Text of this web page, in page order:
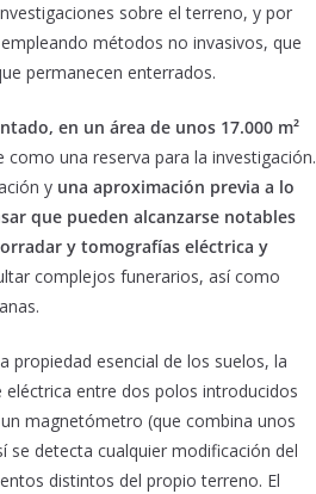
sobre el terreno, y por
métodos no invasivos, que
permanecen enterrados.
en un área de unos 17.000 m²
una reserva para la investigación.
y una aproximación previa a lo
que pueden alcanzarse notables
y tomografías eléctrica y
complejos funerarios, así como
propiedad esencial de los suelos, la
entre dos polos introducidos
magnetómetro (que combina unos
se detecta cualquier modificación del
distintos del propio terreno. El